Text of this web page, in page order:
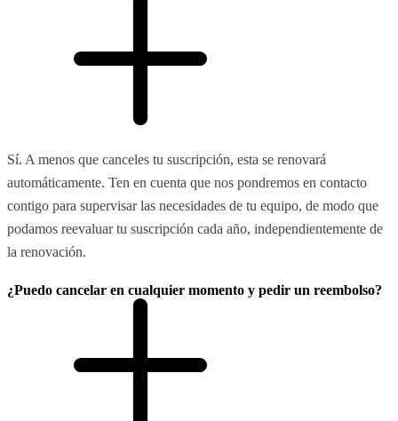
Sí. A menos que canceles tu suscripción, esta se renovará
automáticamente. Ten en cuenta que nos pondremos en contacto
contigo para supervisar las necesidades de tu equipo, de modo que
podamos reevaluar tu suscripción cada año, independientemente de
la renovación.
¿Puedo cancelar en cualquier momento y pedir un reembolso?